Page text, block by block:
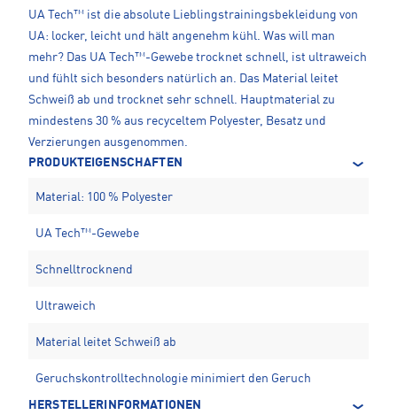
UA Tech™ ist die absolute Lieblingstrainingsbekleidung von
UA: locker, leicht und hält angenehm kühl. Was will man
mehr? Das UA Tech™-Gewebe trocknet schnell, ist ultraweich
und fühlt sich besonders natürlich an. Das Material leitet
Schweiß ab und trocknet sehr schnell. Hauptmaterial zu
mindestens 30 % aus recyceltem Polyester, Besatz und
Verzierungen ausgenommen.
PRODUKTEIGENSCHAFTEN
Material: 100 % Polyester
UA Tech™-Gewebe
Schnelltrocknend
Ultraweich
Material leitet Schweiß ab
Geruchskontrolltechnologie minimiert den Geruch
HERSTELLERINFORMATIONEN